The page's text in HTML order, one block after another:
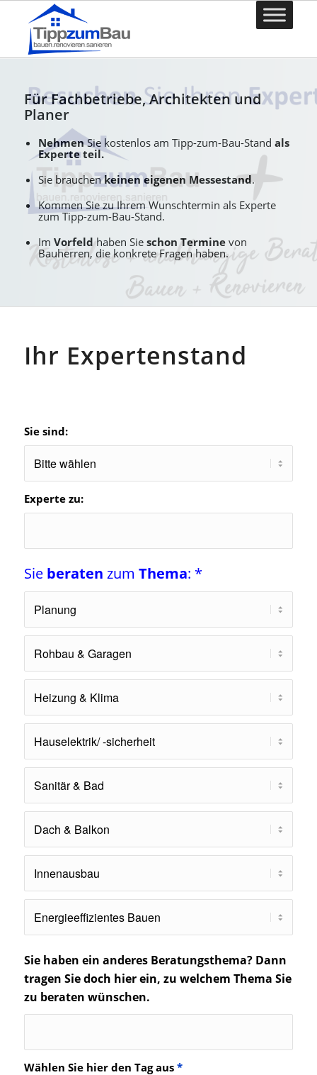
Für Fachbetriebe, Architekten und
Planer
NehmenSie kostenlos am Tipp-zum-Bau-Standals
Experte teil.
Sie brauchenkeinen eigenen Messestand.
Kommen Sie zu Ihrem Wunschtermin als Experte
zum Tipp-zum-Bau-Stand.
ImVorfeld haben Sieschon Termine von
Bauherren, die konkrete Fragen haben.
Ihr Expertenstand
Sie sind:
Experte zu:
Sie beraten zum Thema: *
Sie haben ein anderes Beratungsthema? Dann
tragen Sie doch hier ein, zu welchem Thema Sie
zu beraten wünschen.
Wählen Sie hier den Tag aus *